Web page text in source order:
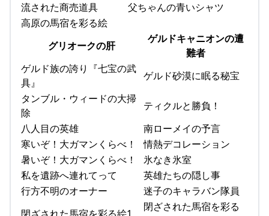
流された商売道具
父ちゃんの青いシャツ
高原の馬宿を彩る絵
グリオークの肝
ゲルドキャニオンの遭
難者
ゲルド族の誇り『七宝の武
具』
ゲルド砂漠に眠る秘宝
タンブル・ウィードの大掃
除
ティクルと勝負！
八人目の英雄
南ローメイの予言
寒いぞ！大ガマンくらべ！
情熱デコレーション
暑いぞ！大ガマンくらべ！
氷なき氷室
私を遺跡へ連れてって
英雄たちの隠し事
行方不明のオーナー
迷子のキャラバン隊員
閉ざされた馬宿を彩る